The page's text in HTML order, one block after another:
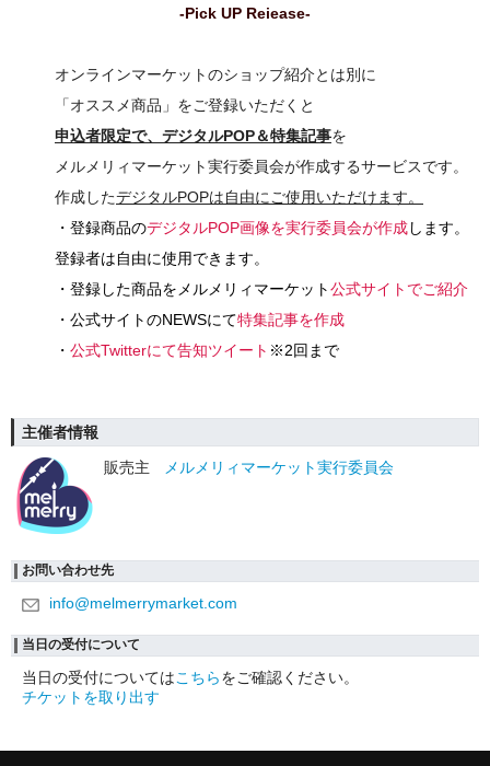
-Pick UP Reiease-
オンラインマーケットのショップ紹介とは別に
「オススメ商品」をご登録いただくと
申込者限定で、 デジタルPOP＆特集記事を
メルメリィマーケット実行委員会が作成するサービスです。
作成したデジタルPOPは自由にご使用いただけます。
・登録商品のデジタルPOP画像を実行委員会が作成します。
登録者は自由に使用できます。
・登録した商品をメルメリィマーケット公式サイトでご紹介
・公式サイトのNEWSにて特集記事を作成
・ 公式Twitterにて告知ツイート ※2回まで
主催者情報
販売主
メルメリィマーケット実行委員会
お問い合わせ先
info@melmerrymarket.com
当日の受付について
当日の受付についてはこちらをご確認ください。
チケットを取り出す